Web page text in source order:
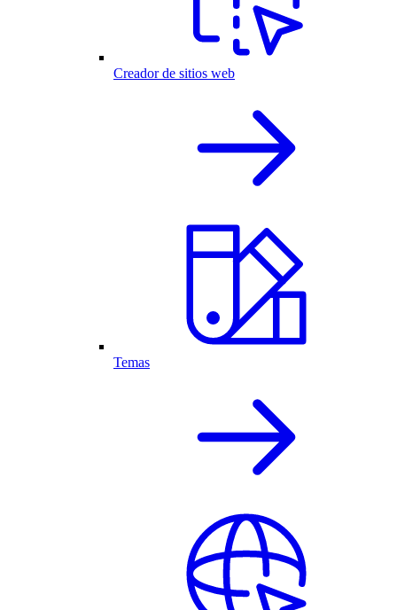
Creador de sitios web
Temas